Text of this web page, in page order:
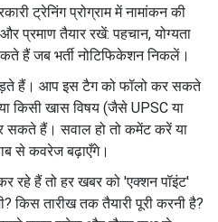
ट्रेनिंग प्रोग्राम में नामांकन की
प्रमाण तैयार रखें: पहचान, योग्यता
हैं जब भर्ती नोटिफिकेशन निकलें।
हैं। आप इस टैग को फॉलो कर सकते
किसी खास विषय (जैसे UPSC या
सकते हैं। सवाल हो तो कमेंट करें या
से कवरेज बढ़ाएँगे।
रहे हैं तो हर खबर को 'एक्शन पॉइंट'
किस तारीख तक तैयारी पूरी करनी है?